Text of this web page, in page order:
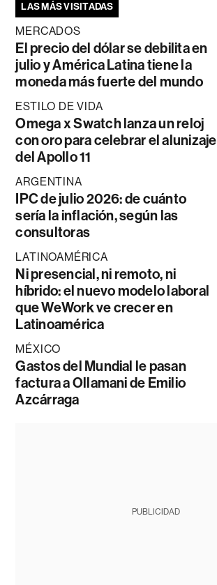
LAS MÁS VISITADAS
MERCADOS
El precio del dólar se debilita en
julio y América Latina tiene la
moneda más fuerte del mundo
ESTILO DE VIDA
Omega x Swatch lanza un reloj
con oro para celebrar el alunizaje
del Apollo 11
ARGENTINA
IPC de julio 2026: de cuánto
sería la inflación, según las
consultoras
LATINOAMÉRICA
Ni presencial, ni remoto, ni
híbrido: el nuevo modelo laboral
que WeWork ve crecer en
Latinoamérica
MÉXICO
Gastos del Mundial le pasan
factura a Ollamani de Emilio
Azcárraga
PUBLICIDAD